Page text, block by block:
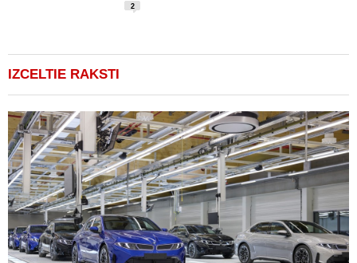
2
IZCELTIE RAKSTI